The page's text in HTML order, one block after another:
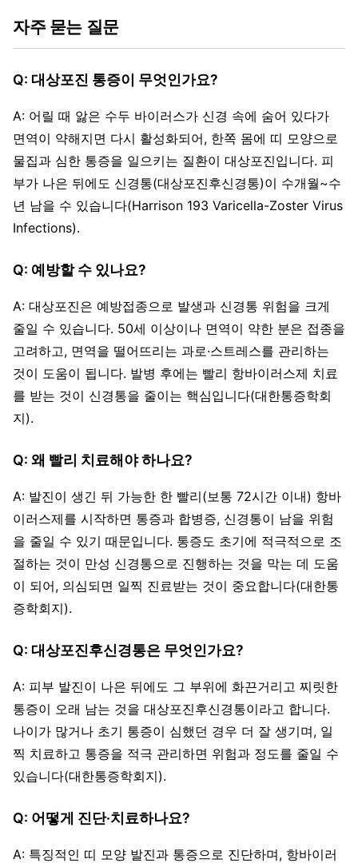
자주 묻는 질문
Q: 대상포진 통증이 무엇인가요?
A: 어릴 때 앓은 수두 바이러스가 신경 속에 숨어 있다가
면역이 약해지면 다시 활성화되어, 한쪽 몸에 띠 모양으로
물집과 심한 통증을 일으키는 질환이 대상포진입니다. 피
부가 나은 뒤에도 신경통(대상포진후신경통)이 수개월~수
년 남을 수 있습니다(Harrison 193 Varicella-Zoster Virus
Infections).
Q: 예방할 수 있나요?
A: 대상포진은 예방접종으로 발생과 신경통 위험을 크게
줄일 수 있습니다. 50세 이상이나 면역이 약한 분은 접종을
고려하고, 면역을 떨어뜨리는 과로·스트레스를 관리하는
것이 도움이 됩니다. 발병 후에는 빨리 항바이러스제 치료
를 받는 것이 신경통을 줄이는 핵심입니다(대한통증학회
지).
Q: 왜 빨리 치료해야 하나요?
A: 발진이 생긴 뒤 가능한 한 빨리(보통 72시간 이내) 항바
이러스제를 시작하면 통증과 합병증, 신경통이 남을 위험
을 줄일 수 있기 때문입니다. 통증도 초기에 적극적으로 조
절하는 것이 만성 신경통으로 진행하는 것을 막는 데 도움
이 되어, 의심되면 일찍 진료받는 것이 중요합니다(대한통
증학회지).
Q: 대상포진후신경통은 무엇인가요?
A: 피부 발진이 나은 뒤에도 그 부위에 화끈거리고 찌릿한
통증이 오래 남는 것을 대상포진후신경통이라고 합니다.
나이가 많거나 초기 통증이 심했던 경우 더 잘 생기며, 일
찍 치료하고 통증을 적극 관리하면 위험과 정도를 줄일 수
있습니다(대한통증학회지).
Q: 어떻게 진단·치료하나요?
A: 특징적인 띠 모양 발진과 통증으로 진단하며, 항바이러